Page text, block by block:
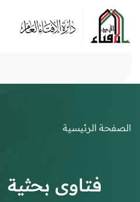
الصفحة الرئيسية
فتاوى بحثية